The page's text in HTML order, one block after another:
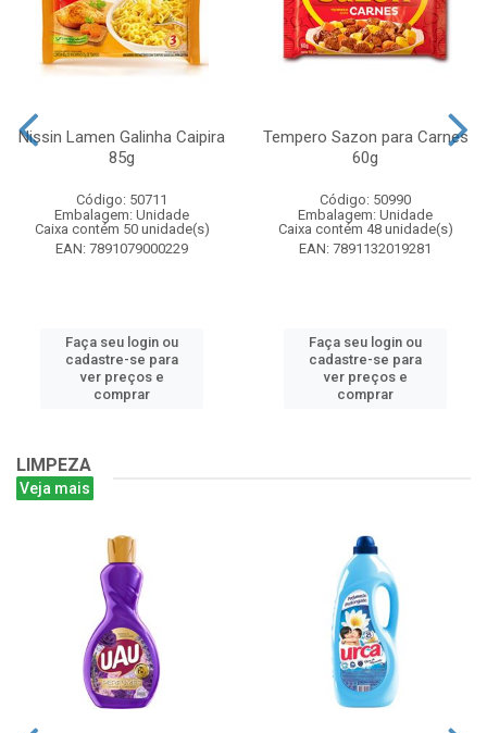
Nissin Lamen Galinha Caipira
85g
Código: 50711
Embalagem: Unidade
Caixa contém 50 unidade(s)
EAN: 7891079000229
Faça seu login ou
cadastre-se para
ver preços e
comprar
Tempero Sazon para Carnes
60g
Código: 50990
Embalagem: Unidade
Caixa contém 48 unidade(s)
EAN: 7891132019281
Faça seu login ou
cadastre-se para
ver preços e
comprar
LIMPEZA
Veja mais